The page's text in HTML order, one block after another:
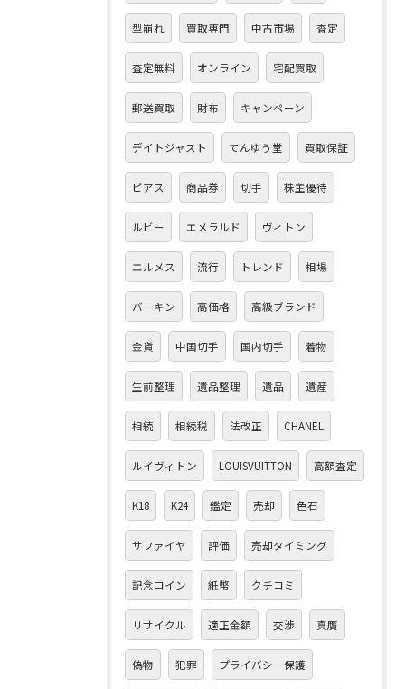
型崩れ 買取専門 中古市場 査定
査定無料 オンライン 宅配買取
郵送買取 財布 キャンペーン
デイトジャスト てんゆう堂 買取保証
ピアス 商品券 切手 株主優待
ルビー エメラルド ヴィトン
エルメス 流行 トレンド 相場
バーキン 高価格 高級ブランド
金貨 中国切手 国内切手 着物
生前整理 遺品整理 遺品 遺産
相続 相続税 法改正 CHANEL
ルイヴィトン LOUISVUITTON 高額査定
K18 K24 鑑定 売却 色石
サファイヤ 評価 売却タイミング
記念コイン 紙幣 クチコミ
リサイクル 適正金額 交渉 真贋
偽物 犯罪 プライバシー保護